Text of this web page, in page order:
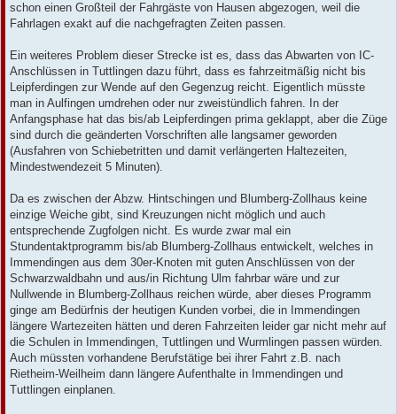
schon einen Großteil der Fahrgäste von Hausen abgezogen, weil die
Fahrlagen exakt auf die nachgefragten Zeiten passen.
Ein weiteres Problem dieser Strecke ist es, dass das Abwarten von IC-
Anschlüssen in Tuttlingen dazu führt, dass es fahrzeitmäßig nicht bis
Leipferdingen zur Wende auf den Gegenzug reicht. Eigentlich müsste
man in Aulfingen umdrehen oder nur zweistündlich fahren. In der
Anfangsphase hat das bis/ab Leipferdingen prima geklappt, aber die Züge
sind durch die geänderten Vorschriften alle langsamer geworden
(Ausfahren von Schiebetritten und damit verlängerten Haltezeiten,
Mindestwendezeit 5 Minuten).
Da es zwischen der Abzw. Hintschingen und Blumberg-Zollhaus keine
einzige Weiche gibt, sind Kreuzungen nicht möglich und auch
entsprechende Zugfolgen nicht. Es wurde zwar mal ein
Stundentaktprogramm bis/ab Blumberg-Zollhaus entwickelt, welches in
Immendingen aus dem 30er-Knoten mit guten Anschlüssen von der
Schwarzwaldbahn und aus/in Richtung Ulm fahrbar wäre und zur
Nullwende in Blumberg-Zollhaus reichen würde, aber dieses Programm
ginge am Bedürfnis der heutigen Kunden vorbei, die in Immendingen
längere Wartezeiten hätten und deren Fahrzeiten leider gar nicht mehr auf
die Schulen in Immendingen, Tuttlingen und Wurmlingen passen würden.
Auch müssten vorhandene Berufstätige bei ihrer Fahrt z.B. nach
Rietheim-Weilheim dann längere Aufenthalte in Immendingen und
Tuttlingen einplanen.